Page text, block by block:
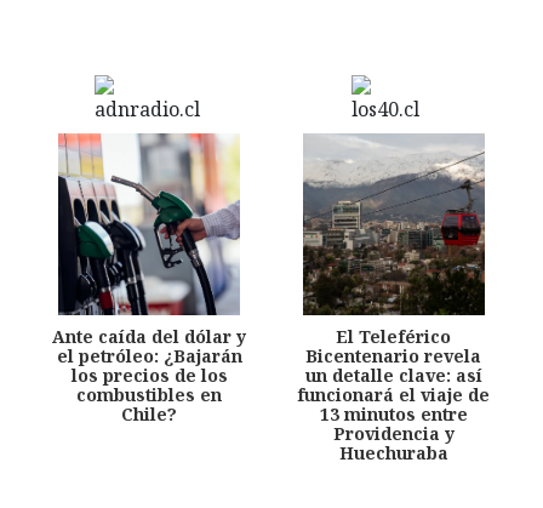
Ante caída del dólar y
el petróleo: ¿Bajarán
los precios de los
combustibles en
Chile?
El Teleférico
Bicentenario revela
un detalle clave: así
funcionará el viaje de
13 minutos entre
Providencia y
Huechuraba